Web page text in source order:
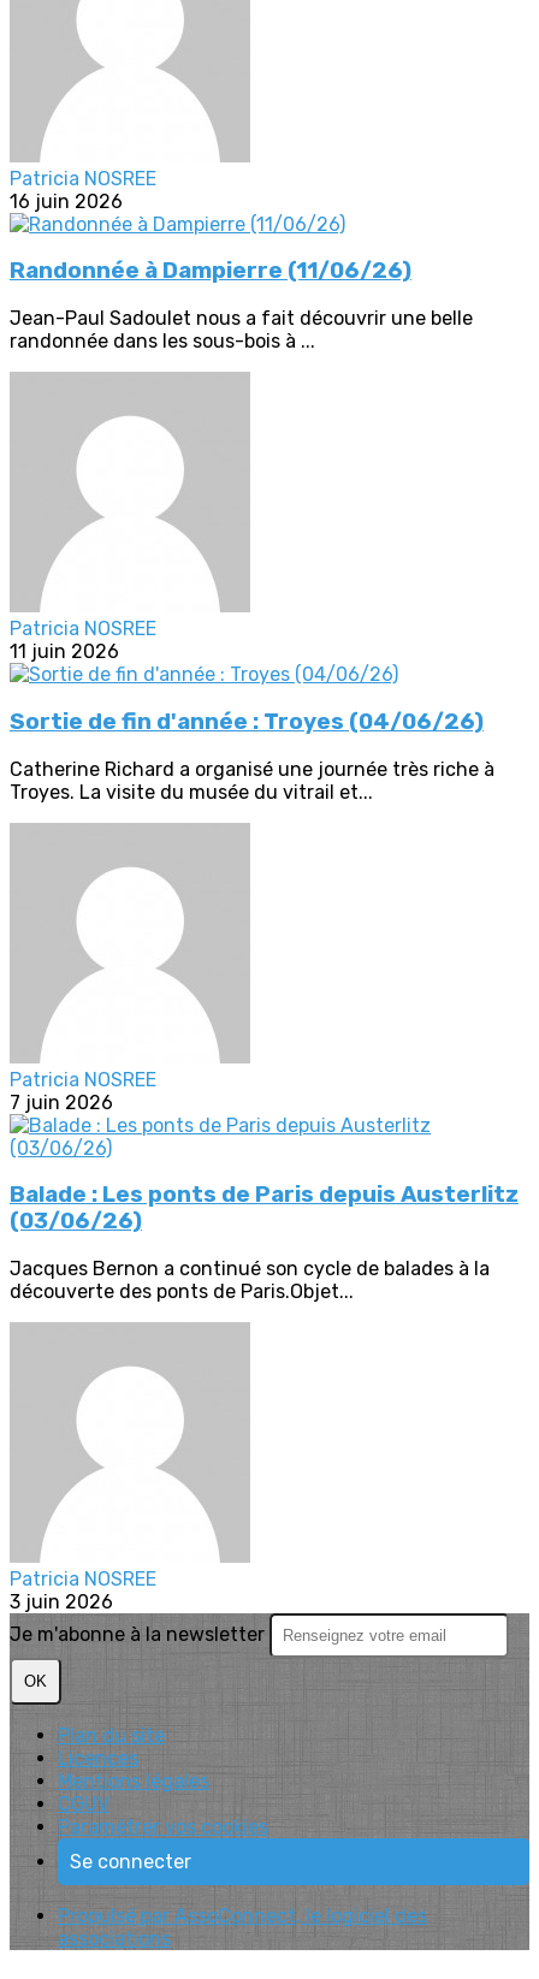
Patricia NOSREE
16 juin 2026
Randonnée à Dampierre (11/06/26)
Jean-Paul Sadoulet nous a fait découvrir une belle
randonnée dans les sous-bois à ...
Patricia NOSREE
11 juin 2026
Sortie de fin d'année : Troyes (04/06/26)
Catherine Richard a organisé une journée très riche à
Troyes. La visite du musée du vitrail et...
Patricia NOSREE
7 juin 2026
Balade : Les ponts de Paris depuis Austerlitz
(03/06/26)
Jacques Bernon a continué son cycle de balades à la
découverte des ponts de Paris.Objet...
Patricia NOSREE
3 juin 2026
Je m'abonne à la newsletter
OK
Plan du site
Licences
Mentions légales
CGUV
Paramétrer vos cookies
Se connecter
Propulsé par AssoConnect, le logiciel des
associations